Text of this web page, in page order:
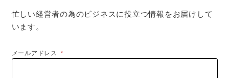
忙しい経営者の為のビジネスに役立つ情報をお届けして
います。
メールアドレス*